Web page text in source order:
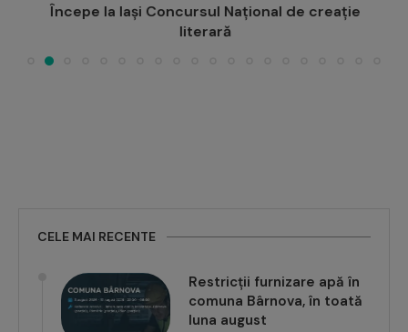
Începe la Iași Concursul Național de creație
literară
CELE MAI RECENTE
Restricții furnizare apă în
comuna Bârnova, în toată
luna august